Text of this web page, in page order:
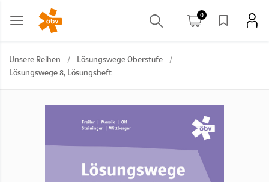
0
Unsere Reihen / Lösungswege Oberstufe
/
Lösungswege 8, Lösungsheft